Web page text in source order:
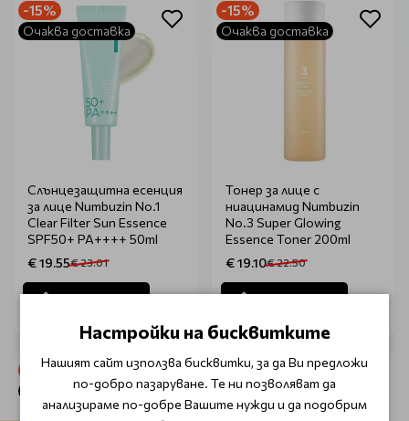
-15%
Очаква доставка
Слънцезащитна есенция
за лице Numbuzin No.1
Clear Filter Sun Essence
SPF50+ PA++++ 50ml
€ 19.55€ 23.01
-15%
Очаква доставка
Тонер за лице с
ниацинамид Numbuzin
No.3 Super Glowing
Essence Toner 200ml
€ 19.10€ 22.50
-15%
Очаква доставка
-15%
Очаква доставка
Настройки на бисквитките
Нашият сайт използва бисквитки, за да Ви предложи
по-добро пазаруване. Те ни позволяват да
анализираме по-добре Вашите нужди и да подобрим